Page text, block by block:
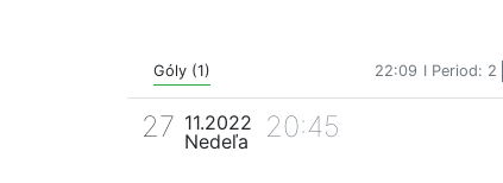
Góly (1) 22:09 I Period: 2
27 11.2022
Nedeľa
20:45